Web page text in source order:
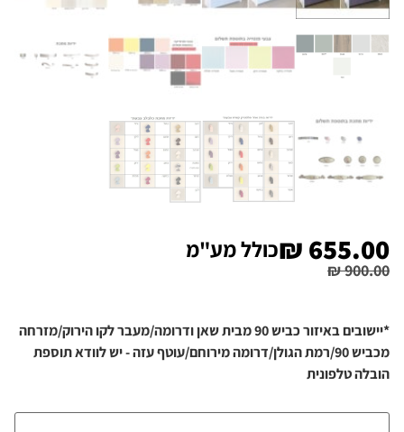
₪900.00
₪ 655.00 כולל מע"מ
*יישובים באיזור כביש 90 מבית שאן ודרומה/מעבר לקו הירוק/מזרחה
מכביש 90/רמת הגולן/דרומה מירוחם/עוטף עזה - יש לוודא תוספת
הובלה טלפונית